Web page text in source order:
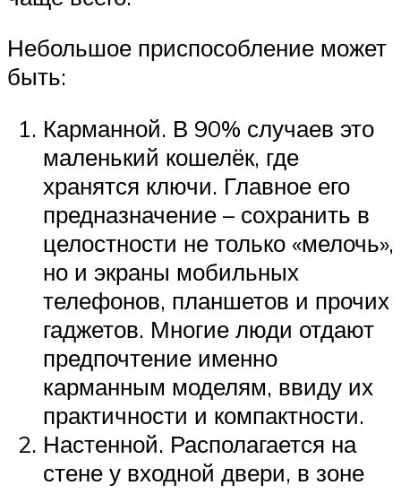
Небольшое приспособление может
быть:
Карманной. В 90% случаев это
маленький кошелёк, где
хранятся ключи. Главное его
предназначение – сохранить в
целостности не только «мелочь»,
но и экраны мобильных
телефонов, планшетов и прочих
гаджетов. Многие люди отдают
предпочтение именно
карманным моделям, ввиду их
практичности и компактности.
Настенной. Располагается на
стене у входной двери, в зоне